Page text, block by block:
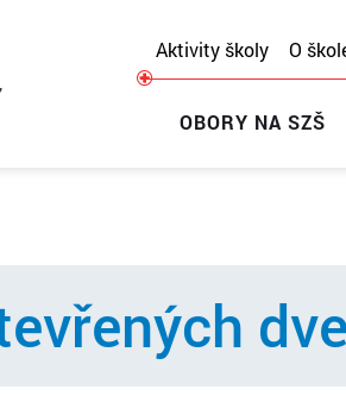
Aktivity školy O
OBORY NA SZŠ